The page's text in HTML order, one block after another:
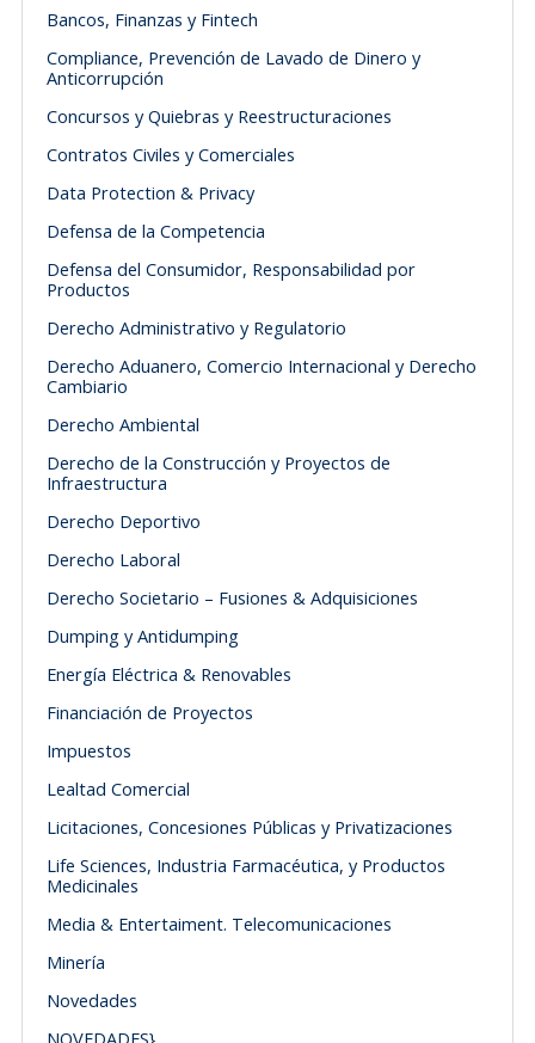
Bancos, Finanzas y Fintech
Compliance, Prevención de Lavado de Dinero y
Anticorrupción
Concursos y Quiebras y Reestructuraciones
Contratos Civiles y Comerciales
Data Protection & Privacy
Defensa de la Competencia
Defensa del Consumidor, Responsabilidad por
Productos
Derecho Administrativo y Regulatorio
Derecho Aduanero, Comercio Internacional y Derecho
Cambiario
Derecho Ambiental
Derecho de la Construcción y Proyectos de
Infraestructura
Derecho Deportivo
Derecho Laboral
Derecho Societario – Fusiones & Adquisiciones
Dumping y Antidumping
Energía Eléctrica & Renovables
Financiación de Proyectos
Impuestos
Lealtad Comercial
Licitaciones, Concesiones Públicas y Privatizaciones
Life Sciences, Industria Farmacéutica, y Productos
Medicinales
Media & Entertaiment. Telecomunicaciones
Minería
Novedades
NOVEDADES}